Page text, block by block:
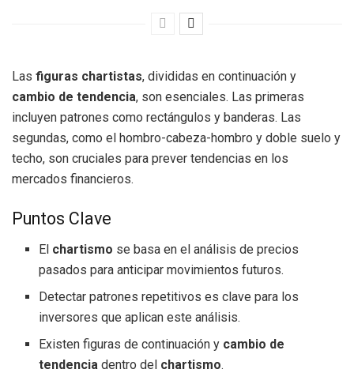
Las figuras chartistas, divididas en continuación y
cambio de tendencia, son esenciales. Las primeras
incluyen patrones como rectángulos y banderas. Las
segundas, como el hombro-cabeza-hombro y doble suelo y
techo, son cruciales para prever tendencias en los
mercados financieros.
Puntos Clave
El chartismo se basa en el análisis de precios
pasados para anticipar movimientos futuros.
Detectar patrones repetitivos es clave para los
inversores que aplican este análisis.
Existen figuras de continuación y cambio de
tendencia dentro del chartismo.